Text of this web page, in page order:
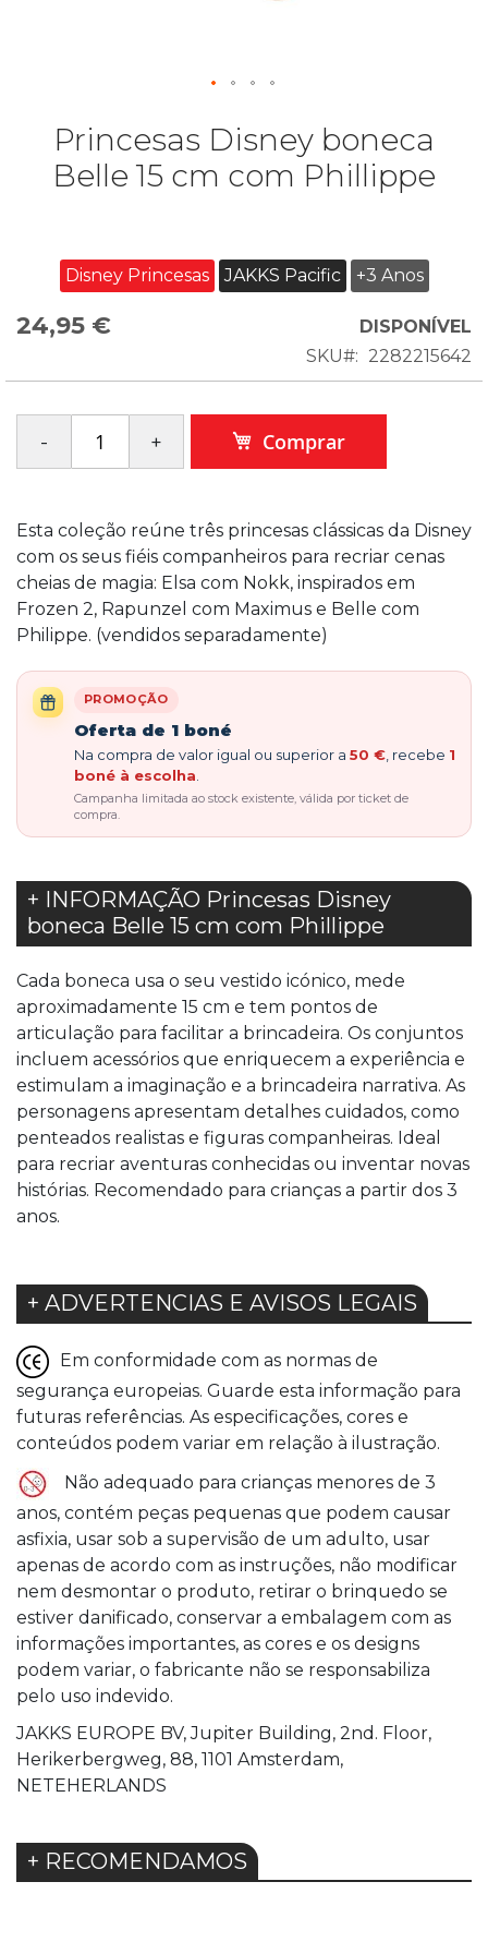
Princesas Disney boneca
Belle 15 cm com Phillippe
Disney Princesas JAKKS Pacific +3 Anos
24,95 €
DISPONÍVEL
SKU
2282215642
Comprar
Esta coleção reúne três princesas clássicas da Disney
com os seus fiéis companheiros para recriar cenas
cheias de magia: Elsa com Nokk, inspirados em
Frozen 2, Rapunzel com Maximus e Belle com
Philippe. (vendidos separadamente)
PROMOÇÃO
Oferta de 1 boné
Na compra de valor igual ou superior a 50 € , recebe 1
boné à escolha
Campanha limitada ao stock existente, válida por ticket de
compra.
+ INFORMAÇÃO Princesas Disney
boneca Belle 15 cm com Phillippe
Cada boneca usa o seu vestido icónico, mede
aproximadamente 15 cm e tem pontos de
articulação para facilitar a brincadeira. Os conjuntos
incluem acessórios que enriquecem a experiência e
estimulam a imaginação e a brincadeira narrativa. As
personagens apresentam detalhes cuidados, como
penteados realistas e figuras companheiras. Ideal
para recriar aventuras conhecidas ou inventar novas
histórias. Recomendado para crianças a partir dos 3
anos.
+ ADVERTENCIAS E AVISOS LEGAIS
Em conformidade com as normas de
segurança europeias. Guarde esta informação para
futuras referências. As especificações, cores e
conteúdos podem variar em relação à ilustração.
Não adequado para crianças menores de 3
anos, contém peças pequenas que podem causar
asfixia, usar sob a supervisão de um adulto, usar
apenas de acordo com as instruções, não modificar
nem desmontar o produto, retirar o brinquedo se
estiver danificado, conservar a embalagem com as
informações importantes, as cores e os designs
podem variar, o fabricante não se responsabiliza
pelo uso indevido.
JAKKS EUROPE BV, Jupiter Building, 2nd. Floor,
Herikerbergweg, 88, 1101 Amsterdam,
NETEHERLANDS
+ RECOMENDAMOS